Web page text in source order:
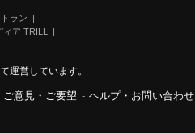
ラン
ア TRILL
運営しています。
ご意見・ご要望 - ヘルプ・お問い合わせ